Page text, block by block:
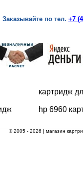
Заказывайте по тел. +7
картридж
hp 6960
© 2005 - 2026 | магазин